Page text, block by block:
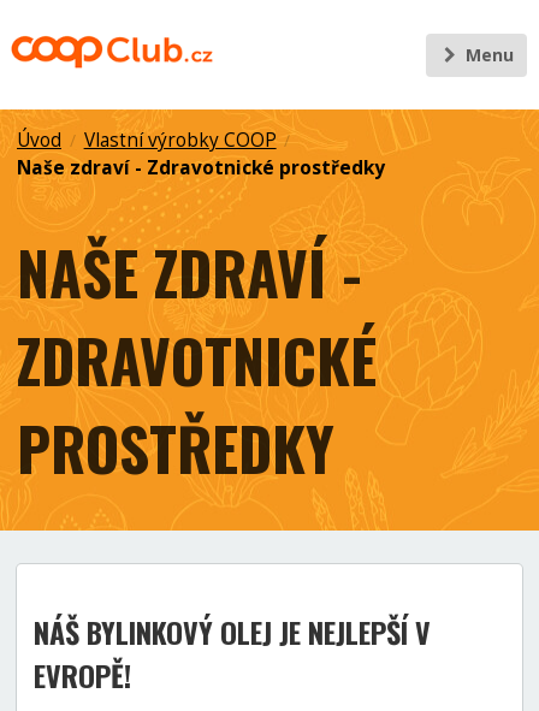
Menu
Úvod / Vlastní výrobky COOP /
Naše zdraví - Zdravotnické prostředky
NAŠE ZDRAVÍ -
ZDRAVOTNICKÉ
PROSTŘEDKY
NÁŠ BYLINKOVÝ OLEJ JE NEJLEPŠÍ V
EVROPĚ!